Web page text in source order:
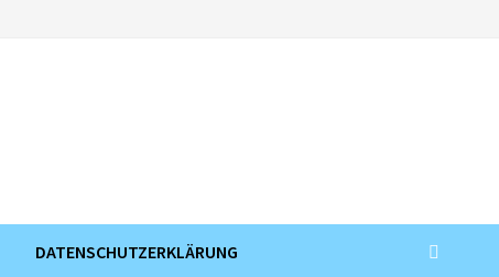
DATENSCHUTZERKLÄRUNG